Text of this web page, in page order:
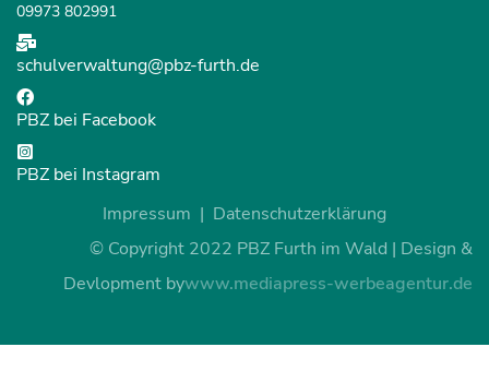
09973 802991
schulverwaltung@pbz-furth.de
PBZ bei Facebook
PBZ bei Instagram
Impressum
Datenschutzerklärung
© Copyright 2022 PBZ Furth im Wald | Design &
Devlopment bywww.mediapress-werbeagentur.de